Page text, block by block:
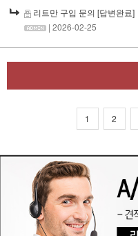
리트만 구입 문의 [답변완료]
| 2026-02-25
1 2